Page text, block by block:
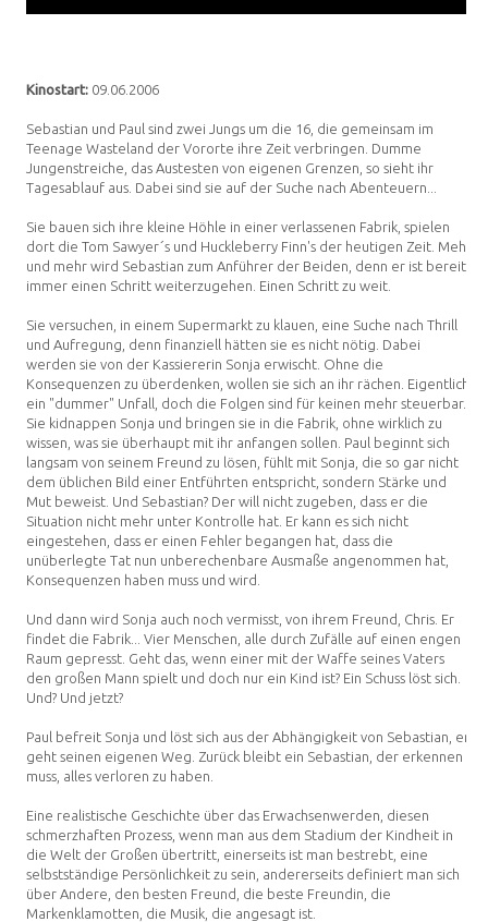
Kinostart: 09.06.2006
Sebastian und Paul sind zwei Jungs um die 16, die gemeinsam im
Teenage Wasteland der Vororte ihre Zeit verbringen. Dumme
Jungenstreiche, das Austesten von eigenen Grenzen, so sieht ihr
Tagesablauf aus. Dabei sind sie auf der Suche nach Abenteuern...
Sie bauen sich ihre kleine Höhle in einer verlassenen Fabrik, spielen
dort die Tom Sawyer´s und Huckleberry Finn's der heutigen Zeit. Mehr
und mehr wird Sebastian zum Anführer der Beiden, denn er ist bereit,
immer einen Schritt weiterzugehen. Einen Schritt zu weit.
Sie versuchen, in einem Supermarkt zu klauen, eine Suche nach Thrill
und Aufregung, denn finanziell hätten sie es nicht nötig. Dabei
werden sie von der Kassiererin Sonja erwischt. Ohne die
Konsequenzen zu überdenken, wollen sie sich an ihr rächen. Eigentlich
ein "dummer" Unfall, doch die Folgen sind für keinen mehr steuerbar.
Sie kidnappen Sonja und bringen sie in die Fabrik, ohne wirklich zu
wissen, was sie überhaupt mit ihr anfangen sollen. Paul beginnt sich
langsam von seinem Freund zu lösen, fühlt mit Sonja, die so gar nicht
dem üblichen Bild einer Entführten entspricht, sondern Stärke und
Mut beweist. Und Sebastian? Der will nicht zugeben, dass er die
Situation nicht mehr unter Kontrolle hat. Er kann es sich nicht
eingestehen, dass er einen Fehler begangen hat, dass die
unüberlegte Tat nun unberechenbare Ausmaße angenommen hat,
Konsequenzen haben muss und wird.
Und dann wird Sonja auch noch vermisst, von ihrem Freund, Chris. Er
findet die Fabrik... Vier Menschen, alle durch Zufälle auf einen engen
Raum gepresst. Geht das, wenn einer mit der Waffe seines Vaters
den großen Mann spielt und doch nur ein Kind ist? Ein Schuss löst sich.
Und? Und jetzt?
Paul befreit Sonja und löst sich aus der Abhängigkeit von Sebastian, er
geht seinen eigenen Weg. Zurück bleibt ein Sebastian, der erkennen
muss, alles verloren zu haben.
Eine realistische Geschichte über das Erwachsenwerden, diesen
schmerzhaften Prozess, wenn man aus dem Stadium der Kindheit in
die Welt der Großen übertritt, einerseits ist man bestrebt, eine
selbstständige Persönlichkeit zu sein, andererseits definiert man sich
über Andere, den besten Freund, die beste Freundin, die
Markenklamotten, die Musik, die angesagt ist.